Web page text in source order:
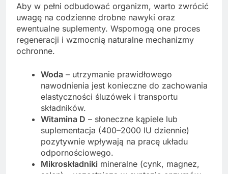
Aby w pełni odbudować organizm, warto zwrócić
uwagę na codzienne drobne nawyki oraz
ewentualne suplementy. Wspomogą one proces
regeneracji i wzmocnią naturalne mechanizmy
ochronne.
Woda – utrzymanie prawidłowego
nawodnienia jest konieczne do zachowania
elastyczności śluzówek i transportu
składników.
Witamina D – słoneczne kąpiele lub
suplementacja (400–2000 IU dziennie)
pozytywnie wpływają na pracę układu
odpornościowego.
Mikroskładniki mineralne (cynk, magnez,